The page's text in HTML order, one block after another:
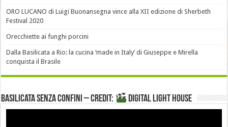
ORO LUCANO di Luigi Buonansegna vince alla XII edizione di Sherbeth
Festival 2020
Orecchiette ai funghi porcini
Dalla Basilicata a Rio: la cucina ‘made in Italy’ di Giuseppe e Mirella
conquista il Brasile
Basilicata senza confini – Credit: DIGITAL LIGHT HOUSE